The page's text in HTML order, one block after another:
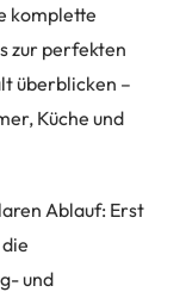
komplette
zur perfekten
überblicken –
Küche und
Ablauf: Erst
und